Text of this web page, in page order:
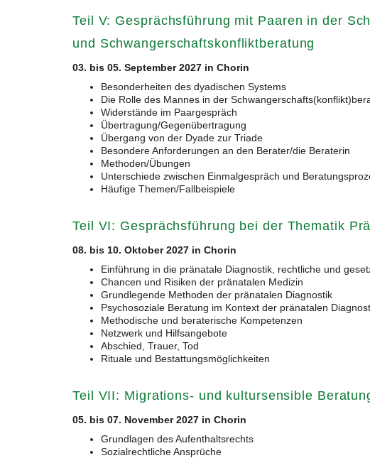
Teil V: Gesprächsführung mit Paaren in der
und Schwanger­schaftskonfliktberatung
03. bis 05. September 2027 in Chorin
Besonderheiten des dyadischen Systems
Die Rolle des Mannes in der
Widerstände im Paargespräch
Übertragung/Gegenübertragung
Übergang von der Dyade zur Triade
Besondere Anforderungen an den Berater/die Beraterin
Methoden/Übungen
Unterschiede zwischen Einmalgespräch und
Häufige Themen/Fallbeispiele
Teil VI: Gesprächsführung bei der Thematik
08. bis 10. Oktober 2027 in Chorin
Einführung in die pränatale Diagnostik, rechtliche und
Chancen und Risiken der pränatalen Medizin
Grundlegende Methoden der pränatalen Diagnostik
Psychosoziale Beratung im Kontext der pränatalen
Methodische und beraterische Kompetenzen
Netzwerk und Hilfsangebote
Abschied, Trauer, Tod
Rituale und Bestattungsmöglichkeiten
Teil VII: Migrations- und kultursensible
05. bis 07. November 2027 in Chorin
Grundlagen des Aufenthaltsrechts
Sozialrechtliche Ansprüche